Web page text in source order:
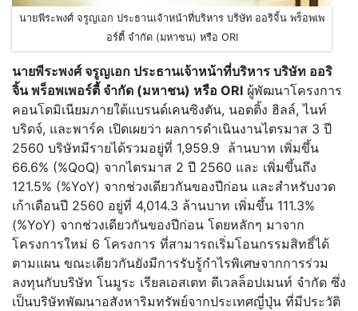
นายพีระพงศ์ จรูญเอก ประธานเจ้าหน้าที่บริหาร บริษัท ออริจิ้น พร็อพเพ
อร์ตี้ จำกัด (มหาชน) หรือ ORI
นายพีระพงศ์ จรูญเอก ประธานเจ้าหน้าที่บริหาร บริษัท ออริ
จิ้น พร็อพเพอร์ตี้ จำกัด (มหาชน) หรือ ORI ผู้พัฒนาโครงการ
คอนโดมิเนียมภายใต้แบรนด์เคนซิงตัน, นอตติ้ง ฮิลล์, ไนท์
บริดจ์, และพาร์ค เปิดเผยว่า ผลการดำเนินงานไตรมาส 3 ปี
2560 บริษัทมีรายได้รวมอยู่ที่ 1,959.9 ล้านบาท เพิ่มขึ้น
66.6% (%QoQ) จากไตรมาส 2 ปี 2560 และ เพิ่มขึ้นถึง
121.5% (%YoY) จากช่วงเดียวกันของปีก่อน และสำหรับงวด
เก้าเดือนปี 2560 อยู่ที่ 4,014.3 ล้านบาท เพิ่มขึ้น 111.3%
(%YoY) จากช่วงเดียวกันของปีก่อน โดยหลักๆ มาจาก
โครงการใหม่ 6 โครงการ ที่สามารถเริ่มโอนกรรมสิทธิ์ได้
ตามแผน ขณะเดียวกันยังมีการรับรู้กำไรพิเศษจากการร่วม
ลงทุนกับบริษัท โนมูระ เรียลเอสเตท ดีเวลล็อปเมนท์ จำกัด ซึ่ง
เป็นบริษัทพัฒนาอสังหาริมทรัพย์จากประเทศญี่ปุ่น ที่มีประวัติ